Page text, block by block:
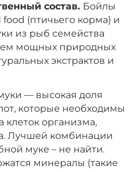
Мульти Фрукт
‍1 058‍₽ +
−
Мульти Фрукт
‍1 058‍ ₽ +
−
состав. Бойлы
(птичьего корма) и
из рыб семейства
мощных природных
экстрактов и
— высокая доля
которые необходимы
клеток организма,
Лучшей комбинации
муке – не найти.
минералы (такие